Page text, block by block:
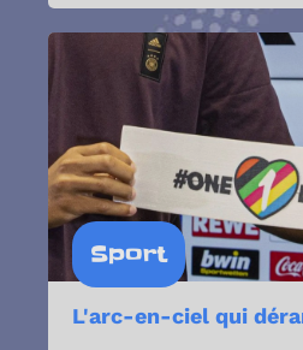
Sport
L'arc-en-ciel qui